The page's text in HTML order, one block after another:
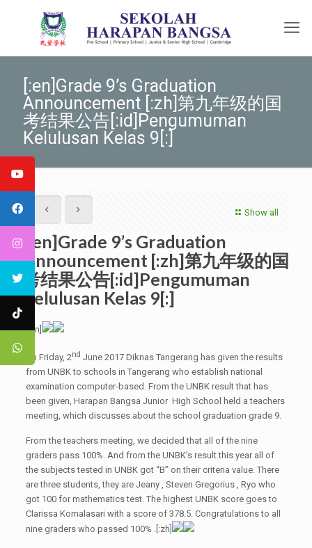
[:en]Grade 9’s Graduation
Announcement [:zh]第九年级的国
考结果公告[:id]Pengumuman
Kelulusan Kelas 9[:]
Show all
[:en]Grade 9’s Graduation
Announcement [:zh]第九年级的国
考结果公告[:id]Pengumuman
Kelulusan Kelas 9[:]
[:en]
On Friday, 2nd June 2017 Diknas Tangerang has given the results
from UNBK to schools in Tangerang who establish national
examination computer-based. From the UNBK result that has
been given, Harapan Bangsa Junior High School held a teachers
meeting, which discusses about the school graduation grade 9.
From the teachers meeting, we decided that all of the nine
graders pass 100%. And from the UNBK’s result this year all of
the subjects tested in UNBK got “B” on their criteria value. There
are three students, they are Jeany , Steven Gregorius , Ryo who
got 100 for mathematics test. The highest UNBK score goes to
Clarissa Komalasari with a score of 378.5. Congratulations to all
nine graders who passed 100% .[:zh]